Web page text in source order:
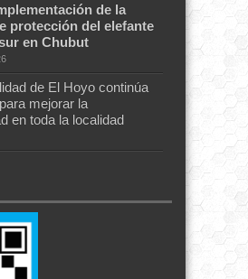
de la
protección del elefante
en Chubut
de El Hoyo continúa
mejorar la
en toda la localidad